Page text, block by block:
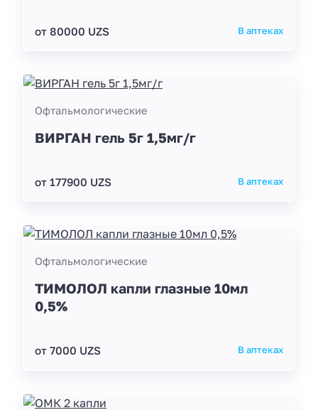
от 80000 UZS В аптеках
Офтальмологические
ВИРГАН гель 5г 1,5мг/г
от 177900 UZS В аптеках
Офтальмологические
ТИМОЛОЛ капли глазные 10мл
0,5%
от 7000 UZS В аптеках